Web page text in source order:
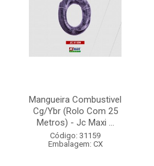
Mangueira Combustivel
Cg/Ybr (Rolo Com 25
Metros) - Jc Maxi ...
Código: 31159
Embalagem: CX